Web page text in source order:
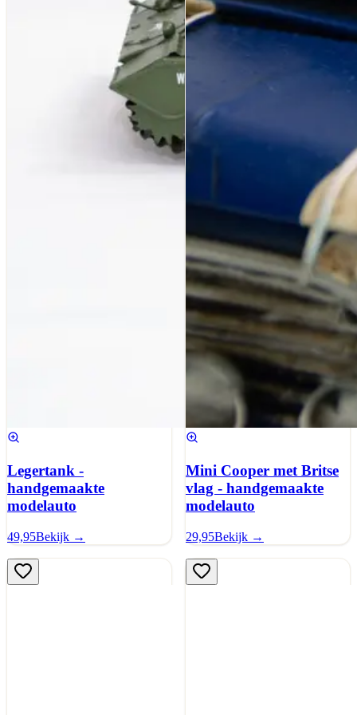
Legertank -
handgemaakte
modelauto
49,95Bekijk →
Mini Cooper met Britse
vlag - handgemaakte
modelauto
29,95Bekijk →